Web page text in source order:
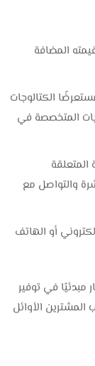
المضافة
الكتالوجات
المتخصصة في
المتعلقة
والتواصل مع
أو الهاتف
مبدئيًا في توفير
الأوائل